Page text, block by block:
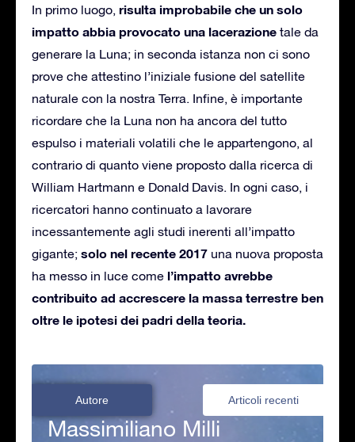
In primo luogo, risulta improbabile che un solo
impatto abbia provocato una lacerazione tale da
generare la Luna; in seconda istanza non ci sono
prove che attestino l’iniziale fusione del satellite
naturale con la nostra Terra. Infine, è importante
ricordare che la Luna non ha ancora del tutto
espulso i materiali volatili che le appartengono, al
contrario di quanto viene proposto dalla ricerca di
William Hartmann e Donald Davis. In ogni caso, i
ricercatori hanno continuato a lavorare
incessantemente agli studi inerenti all’impatto
gigante; solo nel recente 2017 una nuova proposta
ha messo in luce come l’impatto avrebbe
contribuito ad accrescere la massa terrestre ben
oltre le ipotesi dei padri della teoria.
Autore Articoli recenti
Massimiliano Milli